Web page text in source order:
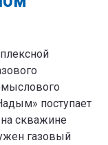
поступает
скважине
газовый